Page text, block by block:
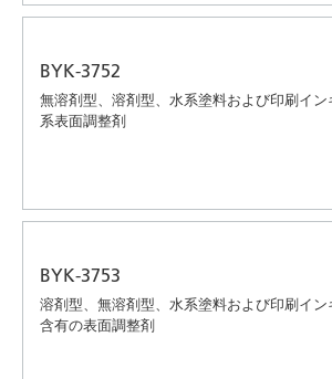
BYK-3752
無溶剤型、溶剤型、水系塗料および印刷イン
系表面調整剤
BYK-3753
溶剤型、無溶剤型、水系塗料および印刷イン
含有の表面調整剤